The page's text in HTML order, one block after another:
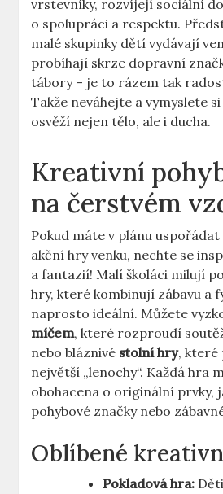
vrstevníky, rozvíjejí sociální
o spolupráci a respektu.
malé skupinky dětí vydávají
probíhají skrze dopravní
tábory – je to rázem tak
Takže neváhejte a vymyslete
osvěží nejen tělo, ale i ducha.
Kreativní
na čerstvém
Pokud máte v plánu
akční hry venku, nechte se
a fantazií! Malí školáci milují
hry, které kombinují zábavu a
naprosto ideální. Můžete
míčem, které rozproudí
nebo bláznivé stolní hry, které
největší „lenochy“. Každá hra
obohacena o originální prvky,
pohybové značky nebo
Oblíbené
Pokladová hra: